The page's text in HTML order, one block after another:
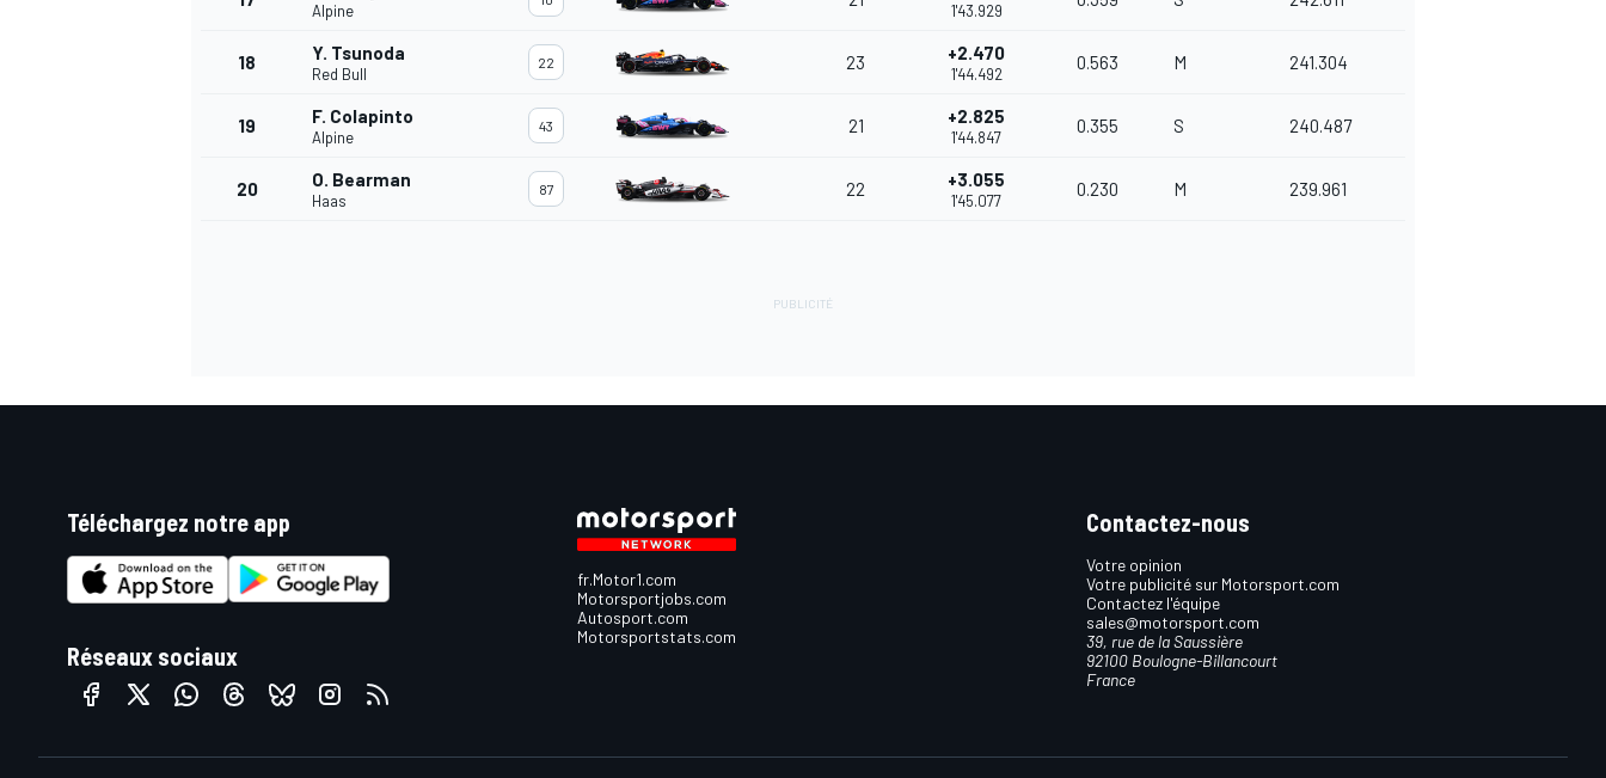
Alpine 1'43.929
18 Y. Tsunoda
Red Bull
22 23 +2.470
1'44.492
0.563 M 241.304
19 F. Colapinto
Alpine
43 21 +2.825
1'44.847
0.355 S 240.487
20 O. Bearman
Haas
87 22 +3.055
1'45.077
0.230 M 239.961
Téléchargez notre app
Réseaux sociaux
fr.Motor1.com
Motorsportjobs.com
Autosport.com
Motorsportstats.com
Contactez-nous
Votre opinion
Votre publicité sur Motorsport.com
Contactez l'équipe
sales@motorsport.com
39, rue de la Saussière
92100 Boulogne-Billancourt
France